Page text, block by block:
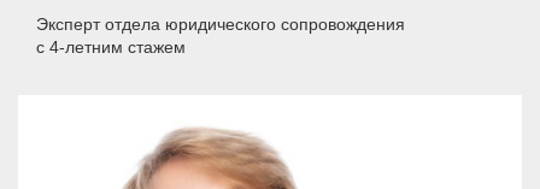
Эксперт отдела юридического сопровождения
с 4-летним стажем